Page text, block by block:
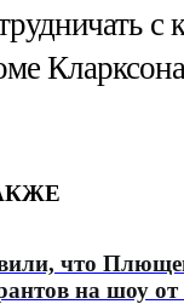
с
что
на шоу от